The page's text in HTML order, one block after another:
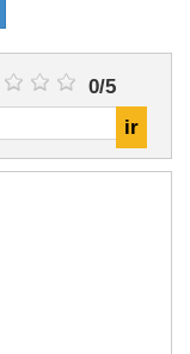
0/5